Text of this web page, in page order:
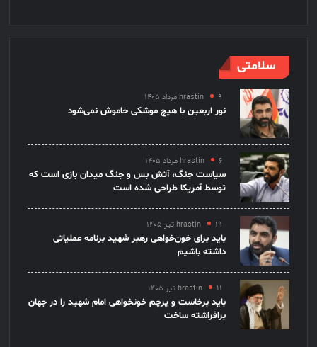
سلامتی
hrastin ۹ مرداد ۱۴۰۵
نور اربعین با هیچ موشکی خاموش نمی‌شود
hrastin ۶ مرداد ۱۴۰۵
سیاست جنگ، آتش بس و جنگ میدان بازی است که
توسط آمریکا طراحی شده است
hrastin ۱۹ تیر ۱۴۰۵
باید برای خون‌خواهی رهبر شهید برنامه عملیاتی
داشته باشیم
hrastin ۱۱ تیر ۱۴۰۵
باید برخاست و پرچم خونخواهی امام شهید را در جهان
برافراشته ساخت